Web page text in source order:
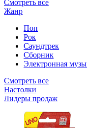
Смотреть все
Жанр
Поп
Рок
Саундтрек
Сборник
Электронная
Смотреть все
Настолки
Лидеры продаж